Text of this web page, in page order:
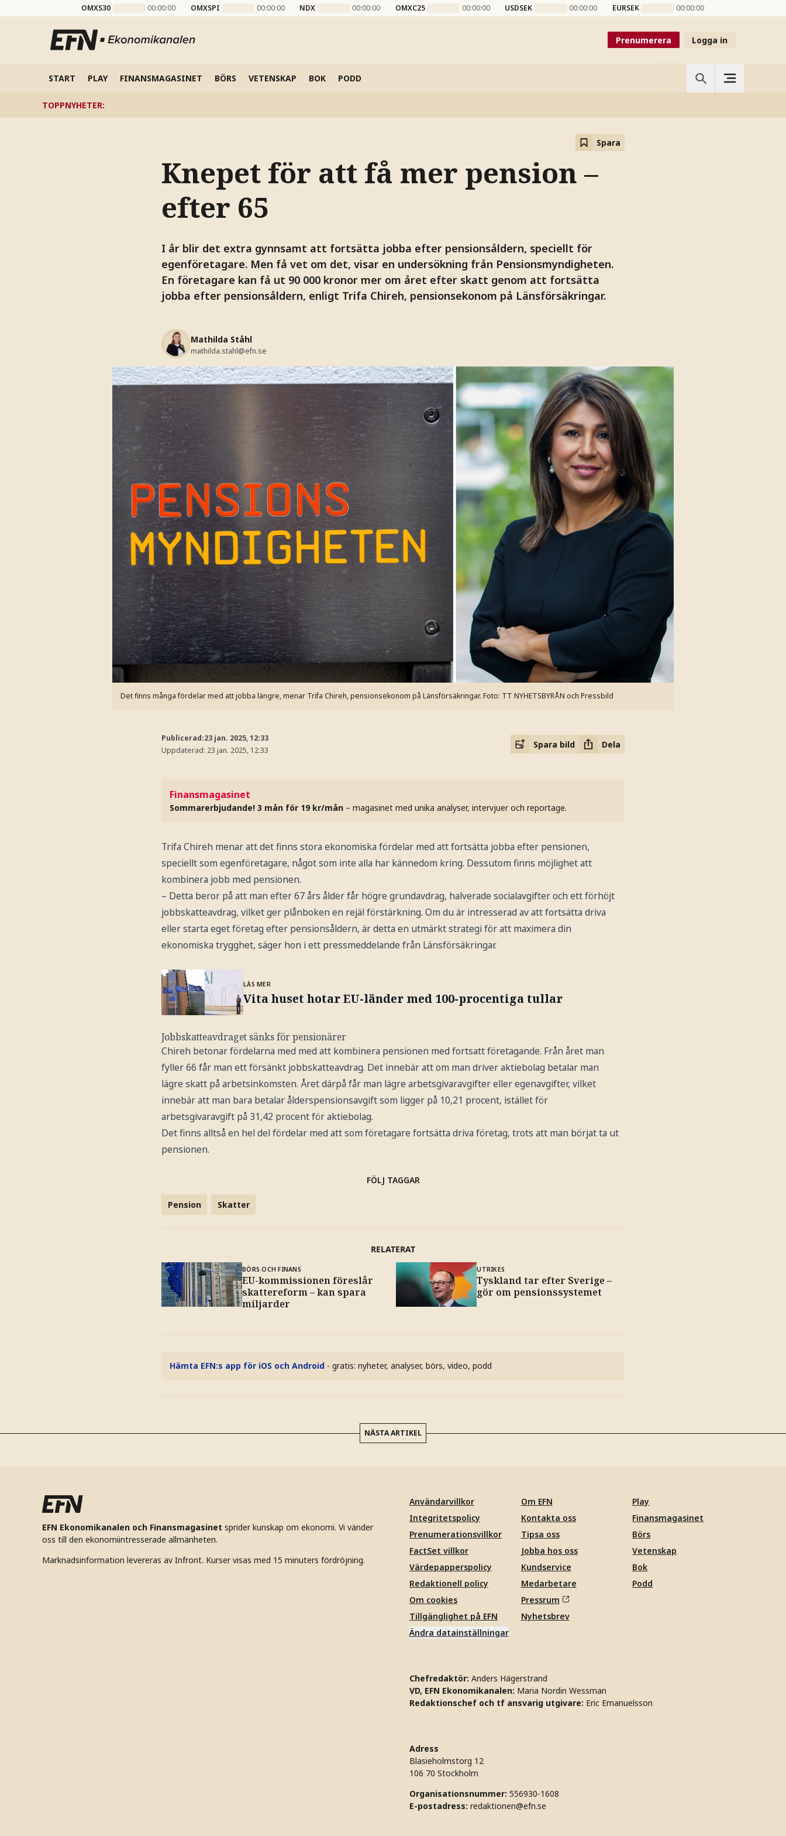
OMXS30 00:00:00 OMXSPI 00:00:00 NDX 00:00:00 OMXC25 00:00:00 USDSEK 00:00:00 EURSEK 00:00:00
Prenumerera Logga in
START PLAY FINANSMAGASINET BÖRS VETENSKAP BOK PODD
TOPPNYHETER:
Spara
Knepet för att få mer pension –
efter 65
I år blir det extra gynnsamt att fortsätta jobba efter pensionsåldern, speciellt för
egenföretagare. Men få vet om det, visar en undersökning från Pensionsmyndigheten.
En företagare kan få ut 90 000 kronor mer om året efter skatt genom att fortsätta
jobba efter pensionsåldern, enligt Trifa Chireh, pensionsekonom på Länsförsäkringar.
Mathilda Ståhl
mathilda.stahl@efn.se
Det finns många fördelar med att jobba längre, menar Trifa Chireh, pensionsekonom på Länsförsäkringar. Foto: TT NYHETSBYRÅN och Pressbild
Publicerad:23 jan. 2025, 12:33
Uppdaterad: 23 jan. 2025, 12:33
Spara bild Dela
Finansmagasinet
Sommarerbjudande! 3 mån för 19 kr/mån – magasinet med unika analyser, intervjuer och reportage.
Trifa Chireh menar att det finns stora ekonomiska fördelar med att fortsätta jobba efter pensionen,
speciellt som egenföretagare, något som inte alla har kännedom kring. Dessutom finns möjlighet att
kombinera jobb med pensionen.
– Detta beror på att man efter 67 års ålder får högre grundavdrag, halverade socialavgifter och ett förhöjt
jobbskatteavdrag, vilket ger plånboken en rejäl förstärkning. Om du är intresserad av att fortsätta driva
eller starta eget företag efter pensionsåldern, är detta en utmärkt strategi för att maximera din
ekonomiska trygghet, säger hon i ett pressmeddelande från Länsförsäkringar.
LÄS MER
Vita huset hotar EU-länder med 100-procentiga tullar
Jobbskatteavdraget sänks för pensionärer
Chireh betonar fördelarna med med att kombinera pensionen med fortsatt företagande. Från året man
fyller 66 får man ett försänkt jobbskatteavdrag. Det innebär att om man driver aktiebolag betalar man
lägre skatt på arbetsinkomsten. Året därpå får man lägre arbetsgivaravgifter eller egenavgifter, vilket
innebär att man bara betalar ålderspensionsavgift som ligger på 10,21 procent, istället för
arbetsgivaravgift på 31,42 procent för aktiebolag.
Det finns alltså en hel del fördelar med att som företagare fortsätta driva företag, trots att man börjat ta ut
pensionen.
FÖLJ TAGGAR
Pension Skatter
RELATERAT
BÖRS OCH FINANS
EU-kommissionen föreslår
skattereform – kan spara
miljarder
UTRIKES
Tyskland tar efter Sverige –
gör om pensionssystemet
Hämta EFN:s app för iOS och Android - gratis: nyheter, analyser, börs, video, podd
NÄSTA ARTIKEL
EFN Ekonomikanalen och Finansmagasinet sprider kunskap om ekonomi. Vi vänder
oss till den ekonomiintresserade allmänheten.
Marknadsinformation levereras av Infront. Kurser visas med 15 minuters fördröjning.
Användarvillkor
Integritetspolicy
Prenumerationsvillkor
FactSet villkor
Värdepapperspolicy
Redaktionell policy
Om cookies
Tillgänglighet på EFN
Ändra datainställningar
Om EFN
Kontakta oss
Tipsa oss
Jobba hos oss
Kundservice
Medarbetare
Pressrum
Nyhetsbrev
Play
Finansmagasinet
Börs
Vetenskap
Bok
Podd
Chefredaktör: Anders Hägerstrand
VD, EFN Ekonomikanalen: Maria Nordin Wessman
Redaktionschef och tf ansvarig utgivare: Eric Emanuelsson
Adress
Blasieholmstorg 12
106 70 Stockholm
Organisationsnummer: 556930-1608
E-postadress: redaktionen@efn.se